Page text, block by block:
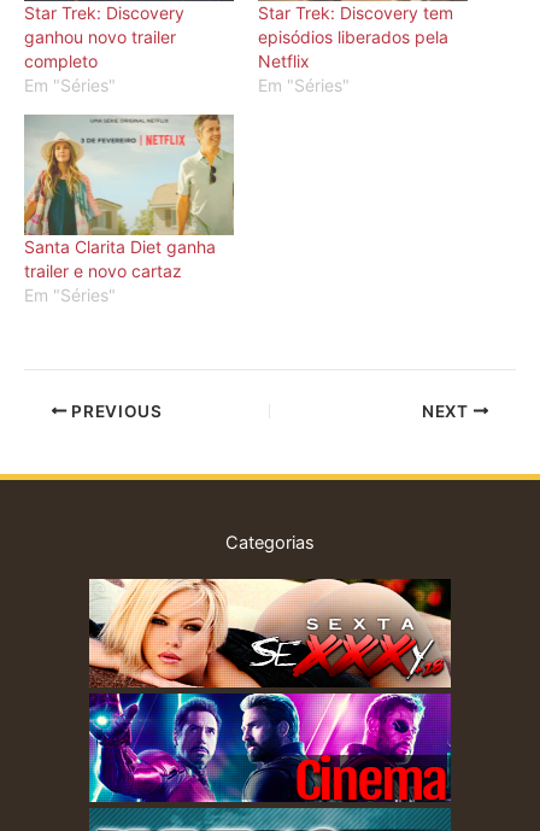
Star Trek: Discovery
ganhou novo trailer
completo
Em "Séries"
Star Trek: Discovery tem
episódios liberados pela
Netflix
Em "Séries"
Santa Clarita Diet ganha
trailer e novo cartaz
Em "Séries"
PREVIOUS NEXT
Categorias